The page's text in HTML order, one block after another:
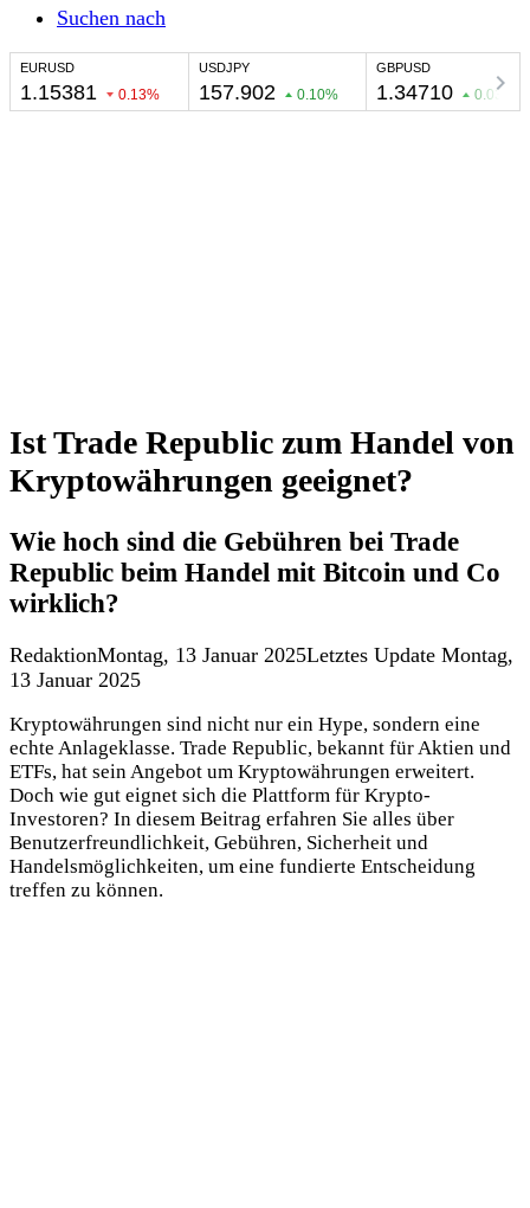
Suchen nach
Ist Trade Republic zum Handel von
Kryptowährungen geeignet?
Wie hoch sind die Gebühren bei Trade
Republic beim Handel mit Bitcoin und Co
wirklich?
RedaktionMontag, 13 Januar 2025Letztes Update Montag,
13 Januar 2025
Kryptowährungen sind nicht nur ein Hype, sondern eine
echte Anlageklasse. Trade Republic, bekannt für Aktien und
ETFs, hat sein Angebot um Kryptowährungen erweitert.
Doch wie gut eignet sich die Plattform für Krypto-
Investoren? In diesem Beitrag erfahren Sie alles über
Benutzerfreundlichkeit, Gebühren, Sicherheit und
Handelsmöglichkeiten, um eine fundierte Entscheidung
treffen zu können.